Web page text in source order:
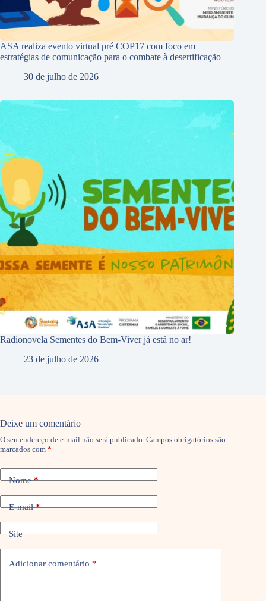
ASA realiza evento virtual pré COP17 com foco em
estratégias de comunicação para o combate à desertificação
30 de julho de 2026
Radionovela Sementes do Bem-Viver já está no ar!
23 de julho de 2026
Deixe um comentário
O seu endereço de e-mail não será publicado. Campos obrigatórios são
marcados com *
Nome*
E-mail*
Site
Adicionar comentário *